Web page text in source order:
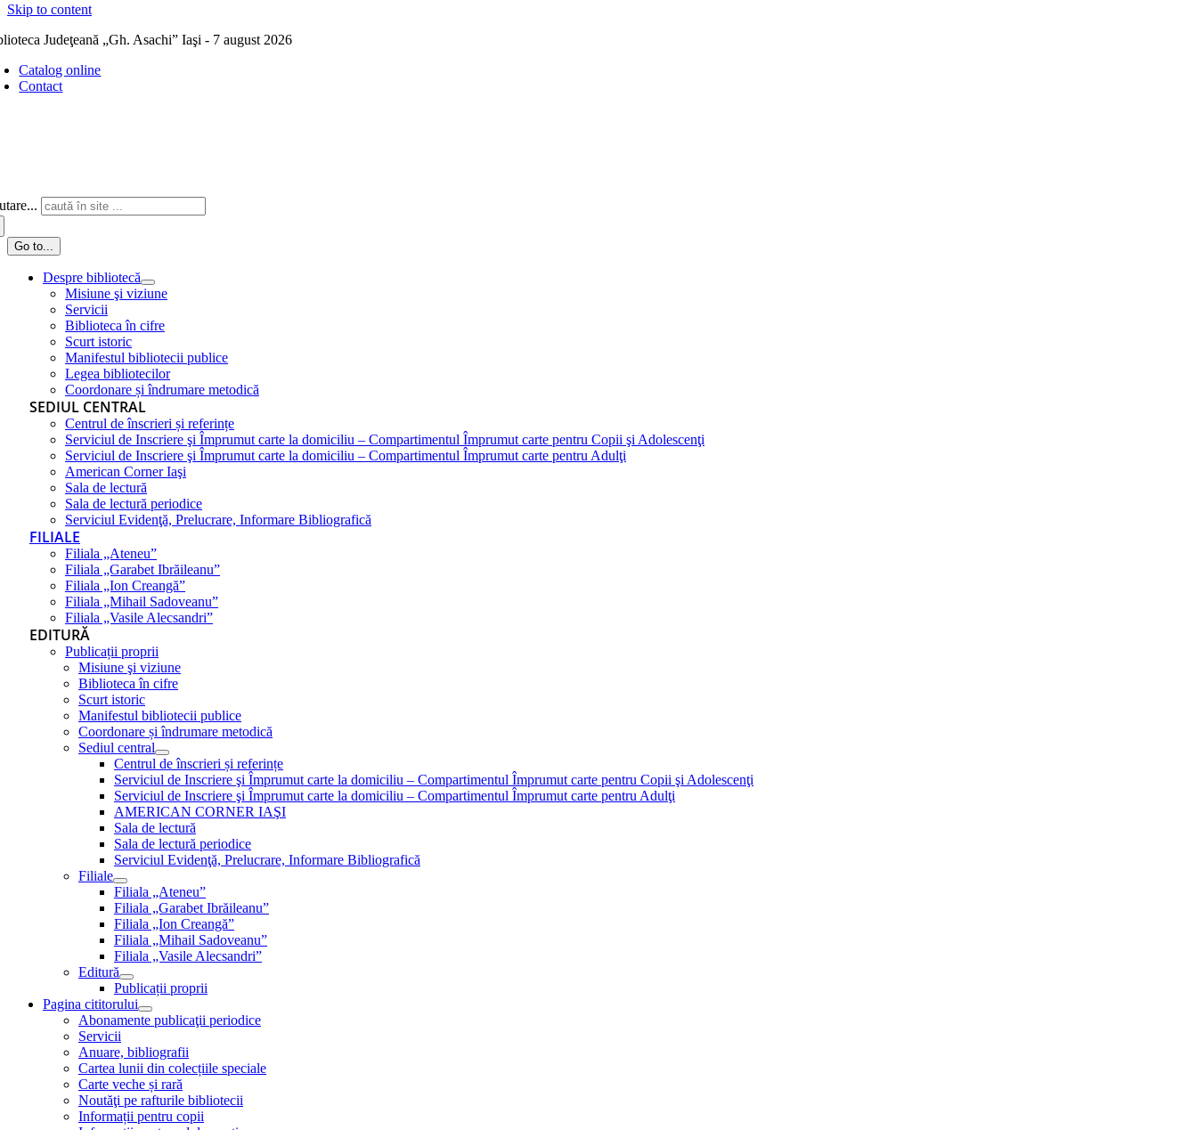
Skip to content
Judeţeană „Gh. Asachi” Iaşi - 7 august 2026
Catalog online
Contact
Go to...
Despre bibliotecă
Misiune şi viziune
Servicii
Biblioteca în cifre
Scurt istoric
Manifestul bibliotecii publice
Legea bibliotecilor
Coordonare și îndrumare metodică
SEDIUL CENTRAL
Centrul de înscrieri și referințe
Serviciul de Inscriere şi Împrumut carte la domiciliu – Compartimentul Împrumut carte pentru Copii şi Adolescenţi
Serviciul de Inscriere şi Împrumut carte la domiciliu – Compartimentul Împrumut carte pentru Adulţi
American Corner Iaşi
Sala de lectură
Sala de lectură periodice
Serviciul Evidenţă, Prelucrare, Informare Bibliografică
FILIALE
Filiala „Ateneu”
Filiala „Garabet Ibrăileanu”
Filiala „Ion Creangă”
Filiala „Mihail Sadoveanu”
Filiala „Vasile Alecsandri”
EDITURĂ
Publicații proprii
Misiune şi viziune
Biblioteca în cifre
Scurt istoric
Manifestul bibliotecii publice
Coordonare și îndrumare metodică
Sediul central
Centrul de înscrieri și referințe
Serviciul de Inscriere şi Împrumut carte la domiciliu – Compartimentul Împrumut carte pentru Copii şi Adolescenţi
Serviciul de Inscriere şi Împrumut carte la domiciliu – Compartimentul Împrumut carte pentru Adulţi
AMERICAN CORNER IAŞI
Sala de lectură
Sala de lectură periodice
Serviciul Evidenţă, Prelucrare, Informare Bibliografică
Filiale
Filiala „Ateneu”
Filiala „Garabet Ibrăileanu”
Filiala „Ion Creangă”
Filiala „Mihail Sadoveanu”
Filiala „Vasile Alecsandri”
Editură
Publicații proprii
Pagina cititorului
Abonamente publicaţii periodice
Servicii
Anuare, bibliografii
Cartea lunii din colecțiile speciale
Carte veche și rară
Noutăţi pe rafturile bibliotecii
Informații pentru copii